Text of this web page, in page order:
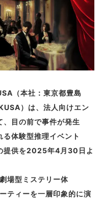
（本社：東京都豊島
）は、法人向けエン
、目の前で事件が発生
る体験型推理イベント
提供を2025年4月30日よ
場型ミステリー体
ティーを一層印象的に演